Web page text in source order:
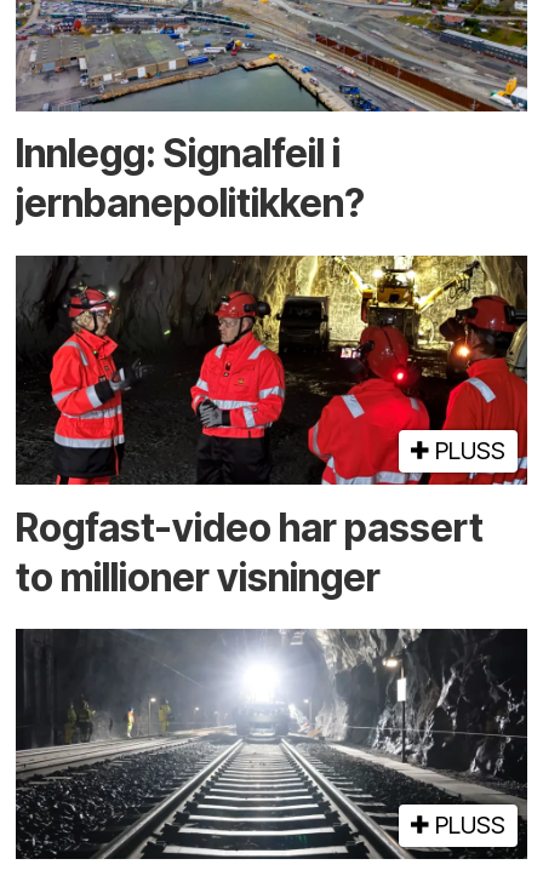
Innlegg: Signalfeil i
jernbanepolitikken?
PLUSS
Rogfast-video har passert
to millioner visninger
PLUSS